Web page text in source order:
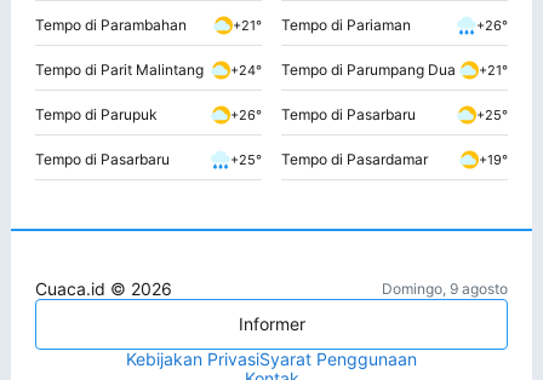
Tempo di Parambahan +21° Tempo di Pariaman +26°
Tempo di Parit Malintang +24° Tempo di Parumpang Dua +21°
Tempo di Parupuk +26° Tempo di Pasarbaru +25°
Tempo di Pasarbaru +25° Tempo di Pasardamar +19°
Cuaca.id © 2026 Domingo, 9 agosto
Informer
Kebijakan PrivasiSyarat Penggunaan